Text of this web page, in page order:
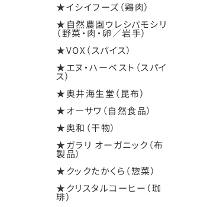
★イシイフーズ（鶏肉）
★自然農園ウレシパモシリ
（野菜・肉・卵／岩手）
★VOX（スパイス）
★エヌ・ハーベスト（スパイ
ス）
★奥井海生堂（昆布）
★オーサワ（自然食品）
★奥和（干物）
★ガラリ オーガニック（布
製品）
★クックたかくら（惣菜）
★クリスタルコーヒー（珈
琲）